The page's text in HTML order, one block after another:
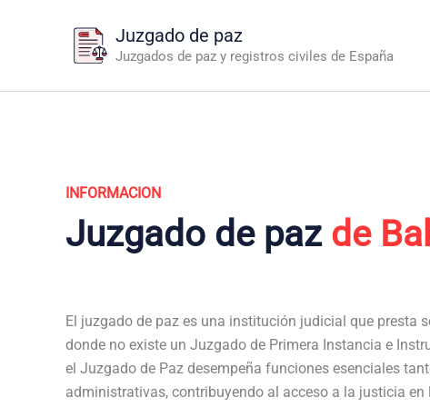
Juzgado de paz
Juzgados de paz y registros civiles de España
INFORMACION
Juzgado de paz de
El juzgado de paz es una institución judicial que presta
donde no existe un Juzgado de Primera Instancia e
el Juzgado de Paz desempeña funciones esenciales
administrativas, contribuyendo al acceso a la justicia